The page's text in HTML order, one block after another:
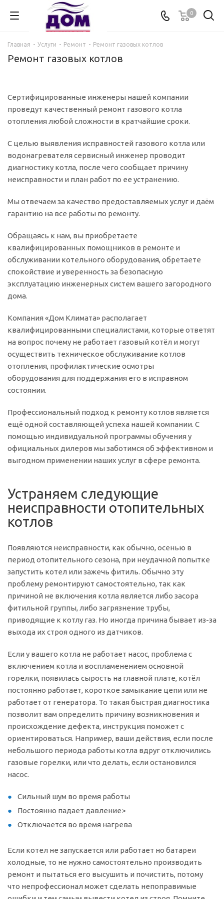
0
Главная - Услуги - Ремонт - Ремонт газовых котлов
Ремонт газовых котлов
Сертифицированные инженеры нашей компании
проведут качественный ремонт газового котла
отопления любой сложности в кратчайшие сроки.
С целью выявления исправностей газового котла или
водонагревателя сервисный инженер проводит
диагностику котла, после чего сообщает причину
неисправности и план работ по ее устранению.
Мы отвечаем за качество предоставляемых услуг и даём
гарантию на все работы по ремонту.
Обращаясь к нам, вы приобретаете
квалифицированных помощников в ремонте и
обслуживании котельного оборудования, обретаете
спокойствие и уверенность за безопасную
эксплуатацию инженерных систем вашего загородного
дома.
Компания «Дом Климата» располагает
квалифицированными специалистами, которые ответят
на вопрос почему не работает газовый котёл и могут
осуществить техническое обслуживание котлов
отопления, профилактические осмотры
оборудования для поддержания его в исправном
состоянии.
Профессиональный подход к ремонту котлов является
ещё одной составляющей успеха нашей компании. C
помощью индивидуальной программы обучения у
официальных дилеров мы заботимся об эффективном и
выгодном применении наших услуг в сфере ремонта.
Устраняем следующие
неисправности отопительных
котлов
Появляются неисправности, как обычно, осенью в
период отопительного сезона, при неудачной попытке
запустить котел или зажечь фитиль. Обычно эту
проблему ремонтируют самостоятельно, так как
причиной не включения котла является либо засора
фитильной группы, либо загрязнение трубы,
приводящие к котлу газ. Но иногда причина бывает из-за
выхода их строя одного из датчиков.
Если у вашего котла не работает насос, проблема с
включением котла и воспламенением основной
горелки, появилась сырость на главной плате, котёл
постоянно работает, короткое замыкание цепи или не
работает от генератора. То такая быстрая диагностика
позволит вам определить причину возникновения и
происхождение дефекта, инструкция поможет с
ориентироваться. Например, ваши действия, если после
небольшого периода работы котла вдруг отключились
газовые горелки, или что делать, если остановился
насос.
Сильный шум во время работы
Постоянно падает давление>
Отключается во время нагрева
Если котел не запускается или работает но батареи
холодные, то не нужно самостоятельно производить
ремонт и пытаться его высушить и почистить, потому
что непрофессионал может сделать непоправимые